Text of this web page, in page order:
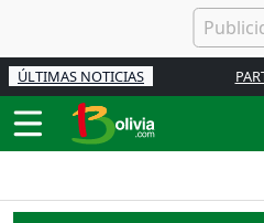
ÚLTIMAS NOTICIAS